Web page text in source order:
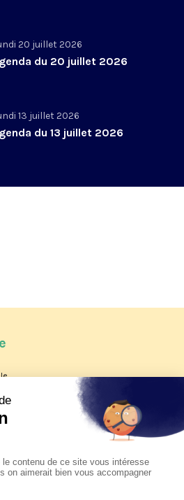
20 juillet 2026
du 20 juillet 2026
13 juillet 2026
du 13 juillet 2026
reportages d'été 2026 de KTO
visite pastorale du pape Léon
à Assise à suivre sur KTO le
6 août